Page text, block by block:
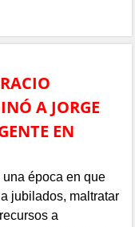
A JORGE
EN
época en que
jubilados, maltratar
a